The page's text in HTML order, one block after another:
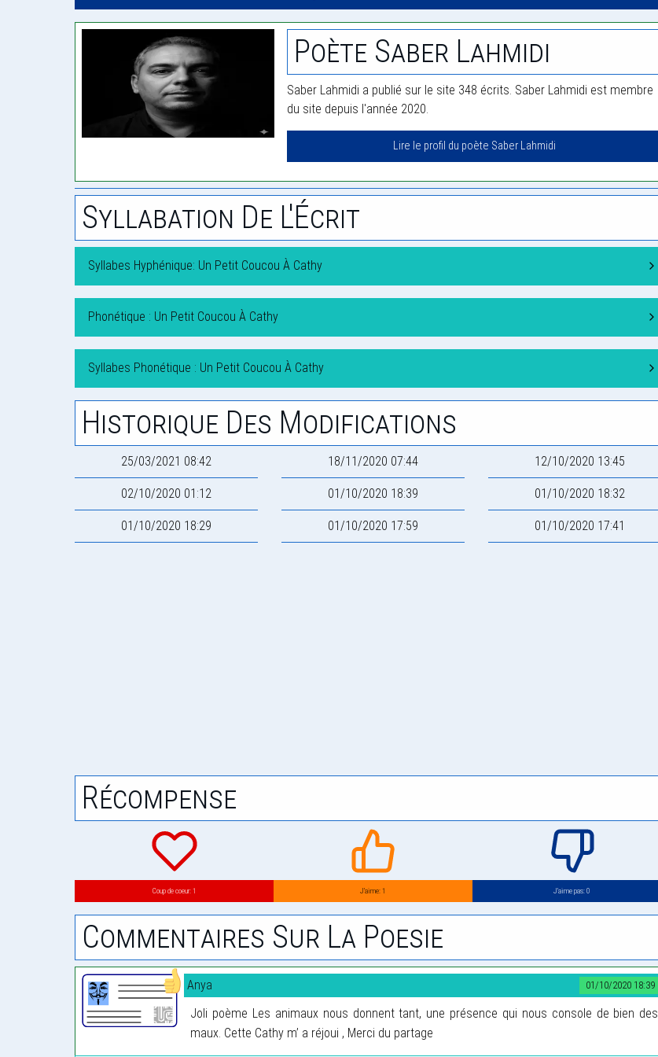
Poète Saber Lahmidi
Saber Lahmidi a publié sur le site 348 écrits. Saber Lahmidi est membre
du site depuis l'année 2020.
Lire le profil du poète Saber Lahmidi
Syllabation De L'Écrit
Syllabes Hyphénique: Un Petit Coucou À Cathy
Phonétique : Un Petit Coucou À Cathy
Syllabes Phonétique : Un Petit Coucou À Cathy
Historique Des Modifications
25/03/2021 08:42 18/11/2020 07:44 12/10/2020 13:45
02/10/2020 01:12 01/10/2020 18:39 01/10/2020 18:32
01/10/2020 18:29 01/10/2020 17:59 01/10/2020 17:41
Récompense
Coup de coeur: 1 J’aime: 1 J’aime pas: 0
Commentaires Sur La Poesie
01/10/2020 18:39
Anya
Joli poème Les animaux nous donnent tant, une présence qui nous console de bien des
maux. Cette Cathy m’ a réjoui , Merci du partage